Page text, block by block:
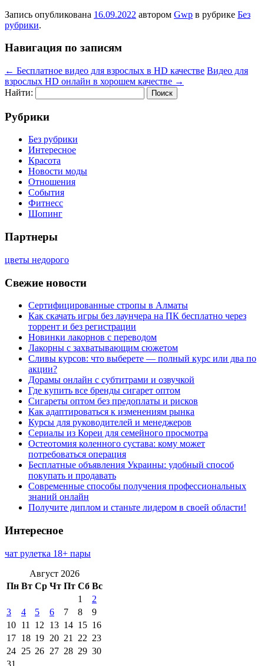
Запись опубликована 16.09.2022 автором Gwp в рубрике Без
рубрики.
Навигация по записям
← Бесплатное видео для взрослых в HD качестве Видео для
взрослых HD онлайн в хорошем качестве →
Найти:
Рубрики
Без рубрики
Интересное
Красота
Новости моды
Отношения
События
Фитнесс
Шопинг
Партнеры
цветы недорого
Свежие новости
Сертифицированные стропы в Алматы
Как скачать игры без лаунчера на ПК бесплатно через
торрент и без регистрации
Новинки лакорнов с переводом
Лакорны с захватывающим сюжетом
Сливы курсов: что выберете — полный курс или два по
акции?
Дорамы онлайн с субтитрами и озвучкой
Где купить все бренды сигарет оптом
Сигареты оптом без предоплаты и рисков
Как адаптироваться к изменениям рынка
Курсы для руководителей и менеджеров
Сериалы из Кореи для семейного просмотра
Остеотомия коленного сустава: кому может
потребоваться операция
Бесплатные объявления Украины: удобный способ
покупать и продавать
Современные способы получения профессиональных
знаний онлайн
Получите диплом и станьте лидером в своей области!
Интересное
чат рулетка 18+ пары
Август 2026
Пн Вт Ср Чт Пт Сб Вс
1
2
3
4 5 6 7 8
9
10 11 12 13 14 15 16
17 18 19 20 21 22 23
24 25 26 27 28 29 30
31